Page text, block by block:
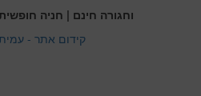
וחגורה חינם | חניה חופשית
קידום אתר -